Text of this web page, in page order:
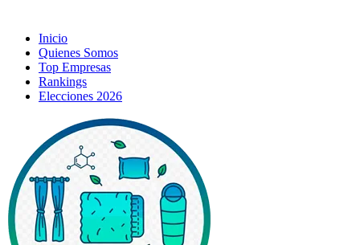
Inicio
Quienes Somos
Top Empresas
Rankings
Elecciones 2026